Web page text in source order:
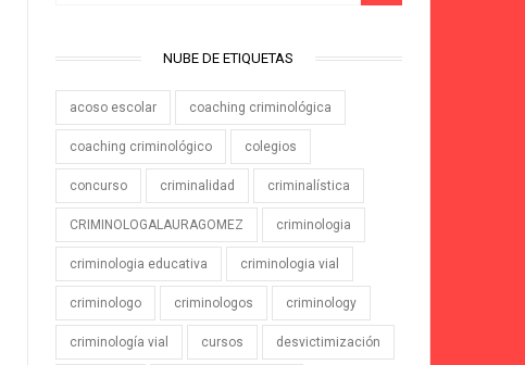
NUBE DE ETIQUETAS
acoso escolar coaching criminológica
coaching criminológico colegios
concurso criminalidad criminalística
CRIMINOLOGALAURAGOMEZ criminologia
criminologia educativa criminologia vial
criminologo criminologos criminology
criminología vial cursos desvictimización